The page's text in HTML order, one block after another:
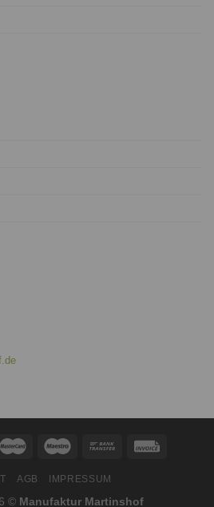
AGB IMPRESSUM
© Manufaktur Martinshof